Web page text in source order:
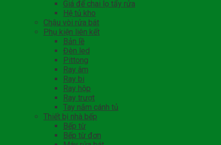
Giá để chai lọ tẩy rửa
Hệ tủ kho
Chậu vòi rửa bát
Phụ kiện liên kết
Bản lề
Đèn led
Pittong
Ray âm
Ray bi
Ray hộp
Ray trượt
Tay nắm cánh tủ
Thiết bị nhà bếp
Bếp từ
Bếp từ đơn